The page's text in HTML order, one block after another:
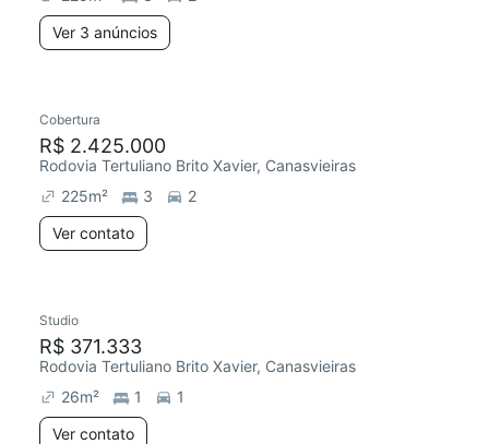
Ver 3 anúncios
Cobertura
R$ 2.425.000
Rodovia Tertuliano Brito Xavier, Canasvieiras
225m² 3
2
Ver contato
Studio
R$ 371.333
Rodovia Tertuliano Brito Xavier, Canasvieiras
26m² 1
1
Ver contato